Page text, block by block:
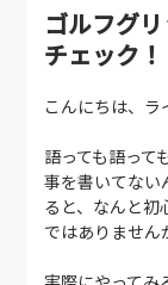
ゴルフグ
チェック！
こんにちは、ラ
語っても語って
事を書いてな
ると、なんと初
ではありません